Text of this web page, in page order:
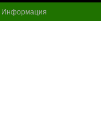
Информация